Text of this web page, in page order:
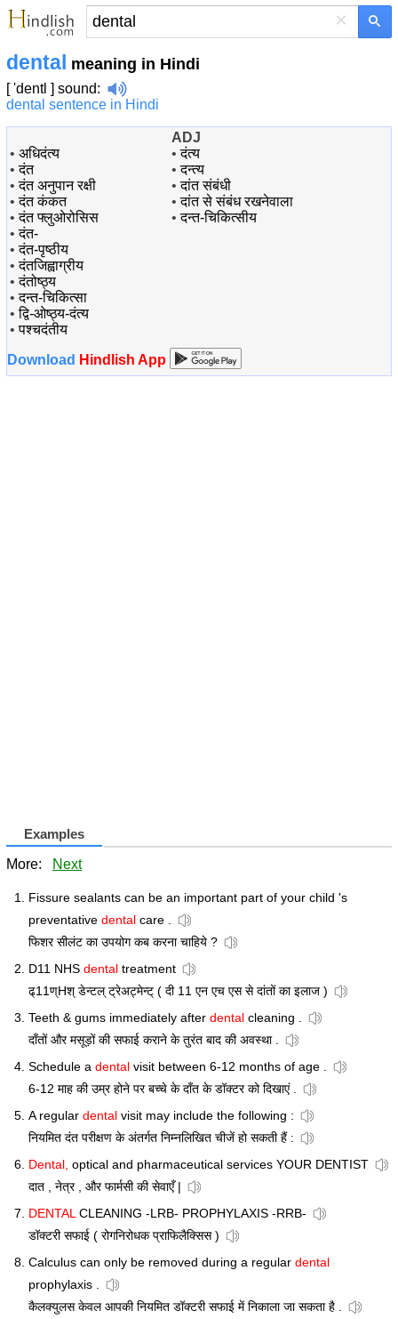
×
dental meaning in Hindi
[ 'dentl ] sound:
dental sentence in Hindi
• अधिदंत्य
•दंत
•दंत अनुपान रक्षी
•दंत कंकत
•दंत फ्लुओरोसिस
•दंत-
•दंत-पृष्ठीय
•दंतजिह्वाग्रीय
•दंतोष्ठ्य
•दन्त-चिकित्सा
•द्वि-ओष्ठ्य-दंत्य
•पश्चदंतीय
ADJ
•दंत्य
•दन्त्य
•दांत संबंधी
•दांत से संबंध रखनेवाला
•दन्त-चिकित्सीय
Download Hindlish App
Examples
More: Next
Fissure sealants can be an important part of your child 's
preventative dental care .
फिशर सीलंट का उपयोग कब करना चाहिये ?
D11 NHS dental treatment
ढ्11ण्Hश् डेन्टल् ट्रेअट्मेन्ट् ( दी 11 एन एच एस से दांतों का इलाज )
Teeth & gums immediately after dental cleaning .
दाँतों और मसूड़ों की सफाई कराने के तुरंत बाद की अवस्था .
Schedule a dental visit between 6-12 months of age .
6-12 माह की उम्र होने पर बच्चे के दाँत के डॉक्टर को दिखाएं .
A regular dental visit may include the following :
नियमित दंत परीक्षण के अंतर्गत निम्नलिखित चीजें हो सकती हैं :
Dental, optical and pharmaceutical services YOUR DENTIST
दात , नेत्र , और फार्मसी की सेवाएँ |
DENTALCLEANING -LRB- PROPHYLAXIS -RRB-
डॉक्टरी सफाई ( रोगनिरोधक प्राफिलैक्सिस )
Calculus can only be removed during a regular dental
prophylaxis .
कैलक्युलस केवल आपकी नियमित डॉक्टरी सफाई में निकाला जा सकता है .